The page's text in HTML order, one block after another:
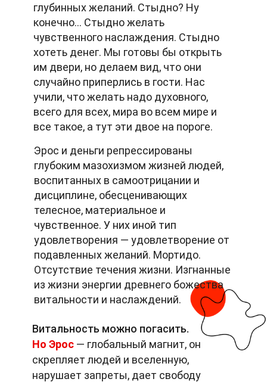
глубинных желаний. Стыдно? Ну
конечно... Стыдно желать
чувственного наслаждения. Стыдно
хотеть денег. Мы готовы бы открыть
им двери, но делаем вид, что они
случайно приперлись в гости. Нас
учили, что желать надо духовного,
всего для всех, мира во всем мире и
все такое, а тут эти двое на пороге.
Витальность можно погасить.
Но Эрос — глобальный магнит, он
скрепляет людей и вселенную,
нарушает запреты, дает свободу
Эрос и деньги репрессированы
глубоким мазохизмом жизней людей,
воспитанных в самоотрицании и
дисциплине, обесценивающих
телесное, материальное и
чувственное. У них иной тип
удовлетворения — удовлетворение от
подавленных желаний. Мортидо.
Отсутствие течения жизни. Изгнанные
из жизни энергии древнего божества
витальности и наслаждений.